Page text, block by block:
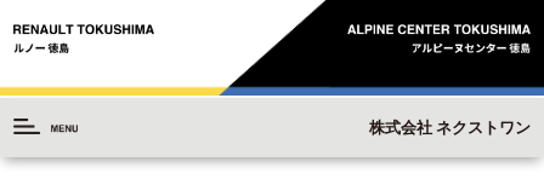
株式会社 ネクストワン